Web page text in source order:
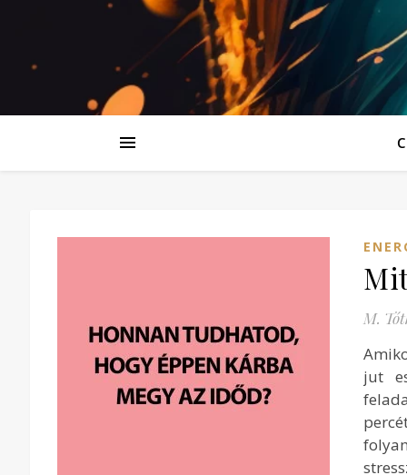
M.
jut